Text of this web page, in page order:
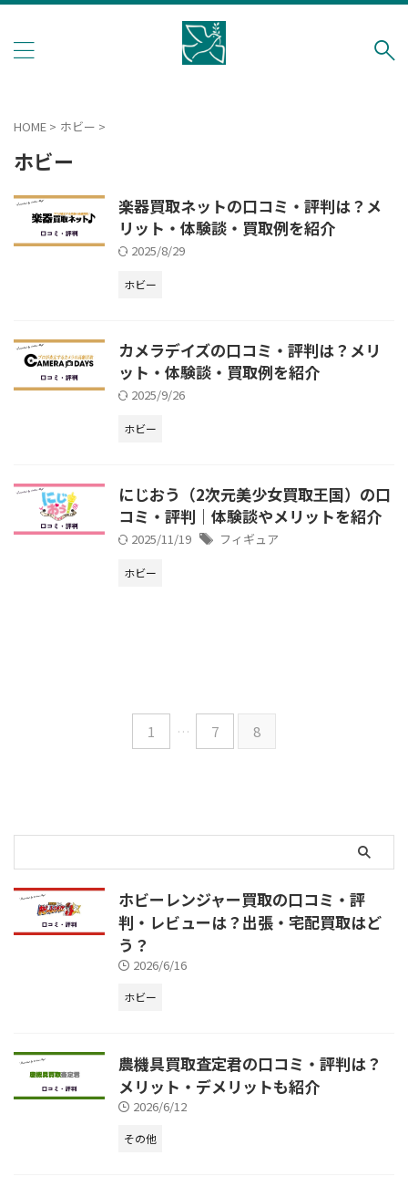
総合買取
ホビー
本
HOME > ホビー >
ホビー
楽器買取ネットの口コミ・評判は？メ
リット・体験談・買取例を紹介
2025/8/29
ホビー
カメラデイズの口コミ・評判は？メリ
ット・体験談・買取例を紹介
2025/9/26
ホビー
にじおう（2次元美少女買取王国）の口
コミ・評判｜体験談やメリットを紹介
2025/11/19 フィギュア
ホビー
1 … 7 8
ホビーレンジャー買取の口コミ・評
判・レビューは？出張・宅配買取はど
う？
2026/6/16
ホビー
農機具買取査定君の口コミ・評判は？
メリット・デメリットも紹介
2026/6/12
その他